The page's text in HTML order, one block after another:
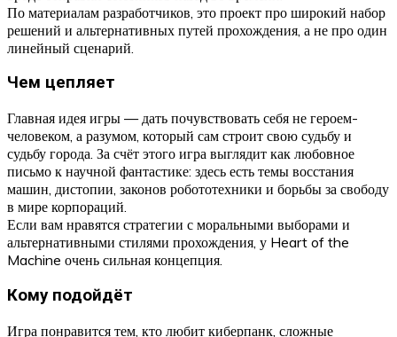
По материалам разработчиков, это проект про широкий набор
решений и альтернативных путей прохождения, а не про один
линейный сценарий.
Чем цепляет
Главная идея игры — дать почувствовать себя не героем-
человеком, а разумом, который сам строит свою судьбу и
судьбу города. За счёт этого игра выглядит как любовное
письмо к научной фантастике: здесь есть темы восстания
машин, дистопии, законов робототехники и борьбы за свободу
в мире корпораций.
Если вам нравятся стратегии с моральными выборами и
альтернативными стилями прохождения, у Heart of the
Machine очень сильная концепция.
Кому подойдёт
Игра понравится тем, кто любит киберпанк, сложные